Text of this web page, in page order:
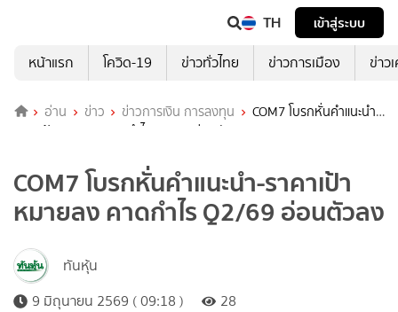
TH
เข้าสู่ระบบ
หน้าแรก
โควิด-19 ข่าวทั่วไทย ข่าวการเมือง ข่าว
อ่าน ข่าว ข่าวการเงิน การลงทุน
COM7 โบรกหั่นคำแนะนำ-
ราคาเป้าหมายลง คาดกำไร Q2/69 อ่อนตัวลง
COM7 โบรกหั่นคำแนะนำ-ราคาเป้า
หมายลง คาดกำไร Q2/69 อ่อนตัวลง
ทันหุ้น
9 มิถุนายน 2569 ( 09:18 )
28